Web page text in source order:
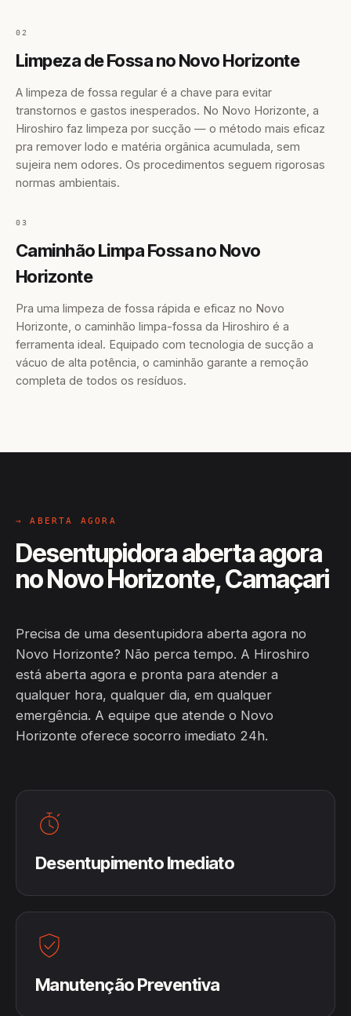
02
Limpeza de Fossa no Novo Horizonte
A limpeza de fossa regular é a chave para evitar
transtornos e gastos inesperados. No Novo Horizonte, a
Hiroshiro faz limpeza por sucção — o método mais eficaz
pra remover lodo e matéria orgânica acumulada, sem
sujeira nem odores. Os procedimentos seguem rigorosas
normas ambientais.
03
Caminhão Limpa Fossa no Novo
Horizonte
Pra uma limpeza de fossa rápida e eficaz no Novo
Horizonte, o caminhão limpa-fossa da Hiroshiro é a
ferramenta ideal. Equipado com tecnologia de sucção a
vácuo de alta potência, o caminhão garante a remoção
completa de todos os resíduos.
→ ABERTA AGORA
Desentupidora aberta agora
no Novo Horizonte, Camaçari
Precisa de uma desentupidora aberta agora no
Novo Horizonte? Não perca tempo. A Hiroshiro
está aberta agora e pronta para atender a
qualquer hora, qualquer dia, em qualquer
emergência. A equipe que atende o Novo
Horizonte oferece socorro imediato 24h.
Desentupimento Imediato
Manutenção Preventiva